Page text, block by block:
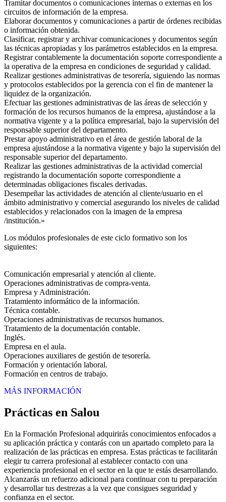
Tramitar documentos o comunicaciones internas o externas en los
circuitos de información de la empresa.
Elaborar documentos y comunicaciones a partir de órdenes recibidas
o información obtenida.
Clasificar, registrar y archivar comunicaciones y documentos según
las técnicas apropiadas y los parámetros establecidos en la empresa.
Registrar contablemente la documentación soporte correspondiente a
la operativa de la empresa en condiciones de seguridad y calidad.
Realizar gestiones administrativas de tesorería, siguiendo las normas
y protocolos establecidos por la gerencia con el fin de mantener la
liquidez de la organización.
Efectuar las gestiones administrativas de las áreas de selección y
formación de los recursos humanos de la empresa, ajustándose a la
normativa vigente y a la política empresarial, bajo la supervisión del
responsable superior del departamento.
Prestar apoyo administrativo en el área de gestión laboral de la
empresa ajustándose a la normativa vigente y bajo la supervisión del
responsable superior del departamento.
Realizar las gestiones administrativas de la actividad comercial
registrando la documentación soporte correspondiente a
determinadas obligaciones fiscales derivadas.
Desempeñar las actividades de atención al cliente/usuario en el
ámbito administrativo y comercial asegurando los niveles de calidad
establecidos y relacionados con la imagen de la empresa
/institución.»
Los módulos profesionales de este ciclo formativo son los
siguientes:
Comunicación empresarial y atención al cliente.
Operaciones administrativas de compra-venta.
Empresa y Administración.
Tratamiento informático de la información.
Técnica contable.
Operaciones administrativas de recursos humanos.
Tratamiento de la documentación contable.
Inglés.
Empresa en el aula.
Operaciones auxiliares de gestión de tesorería.
Formación y orientación laboral.
Formación en centros de trabajo.
MÁS INFORMACIÓN
Prácticas en Salou
En la Formación Profesional adquirirás conocimientos enfocados a
su aplicación práctica y contarás con un apartado completo para la
realización de las prácticas en empresa. Estas prácticas te facilitarán
elegir tu carrera profesional al establecer contacto con una
experiencia profesional en el sector en la que te estás desarrollando.
Alcanzarás un refuerzo adicional para continuar con tu preparación
y desarrollar tus destrezas a la vez que consigues seguridad y
confianza en el sector.